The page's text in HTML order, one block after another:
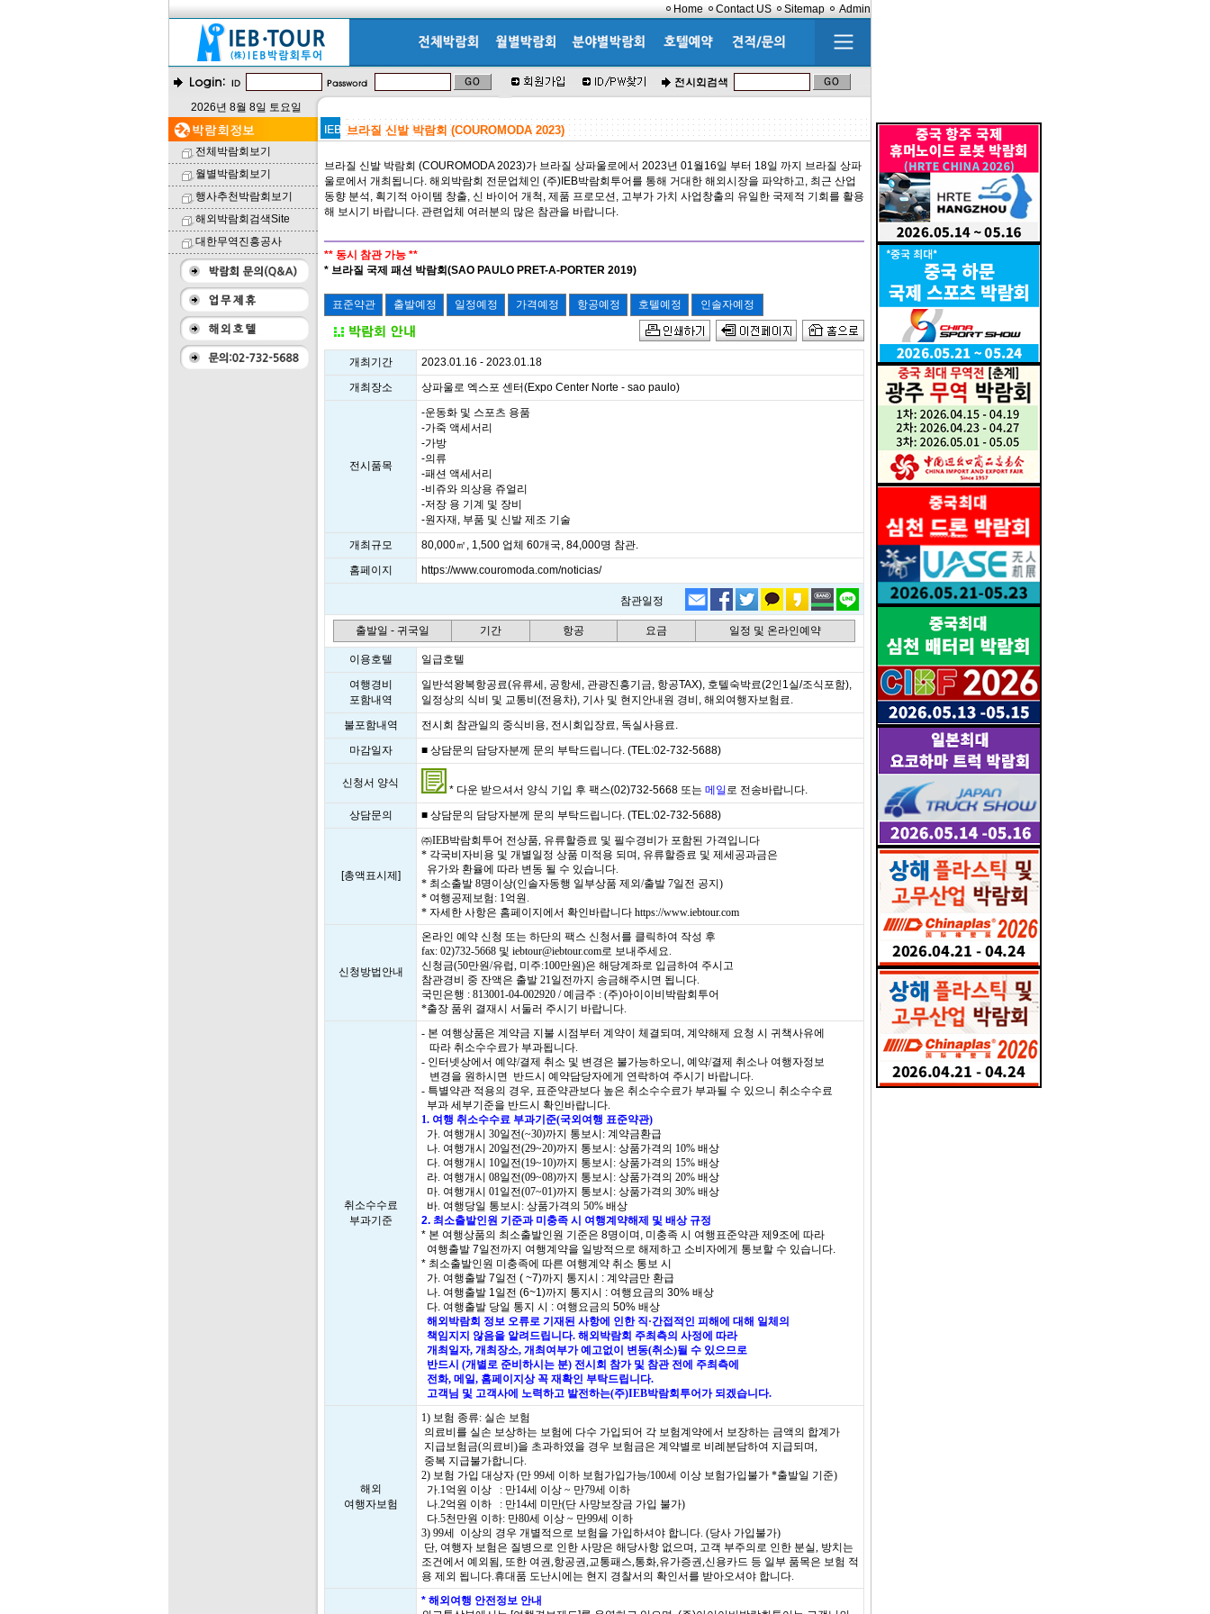
Home Contact US Sitemap Admin
2026년 8월 8일 토요일
전체박람회보기
월별박람회보기
행사추천박람회보기
해외박람회검색Site
대한무역진흥공사
브라질 신발 박람회 (COUROMODA 2023)
브라질 신발 박람회 (COUROMODA 2023)가 브라질 상파울로에서 2023년 01월16일 부터 18일 까지 브라질 상파
울로에서 개최됩니다. 해외박람회 전문업체인 (주)IEB박람회투어를 통해 거대한 해외시장을 파악하고, 최근 산업
동향 분석, 획기적 아이템 창출, 신 바이어 개척, 제품 프로모션, 고부가 가치 사업창출의 유일한 국제적 기회를 활용
해 보시기 바랍니다. 관련업체 여러분의 많은 참관을 바랍니다.
** 동시 참관 가능 **
* 브라질 국제 패션 박람회(SAO PAULO PRET-A-PORTER 2019)
개최기간
2023.01.16 - 2023.01.18
개최장소
상파울로 엑스포 센터(Expo Center Norte - sao paulo)
전시품목
-운동화 및 스포츠 용품
-가죽 액세서리
-가방
-의류
-패션 액세서리
-비쥬와 의상용 쥬얼리
-저장 용 기계 및 장비
-원자재, 부품 및 신발 제조 기술
개최규모
80,000㎡, 1,500 업체 60개국, 84,000명 참관.
홈페이지
https://www.couromoda.com/noticias/
참관일정
출발일 - 귀국일 기간 항공 요금 일정 및 온라인예약
이용호텔
일급호텔
여행경비
포함내역
일반석왕복항공료(유류세, 공항세, 관광진흥기금, 항공TAX), 호텔숙박료(2인1실/조식포함),
일정상의 식비 및 교통비(전용차), 기사 및 현지안내원 경비, 해외여행자보험료.
불포함내역
전시회 참관일의 중식비용, 전시회입장료, 독실사용료.
마감일자
■ 상담문의 담당자분께 문의 부탁드립니다. (TEL:02-732-5688)
신청서 양식
* 다운 받으셔서 양식 기입 후 팩스(02)732-5668 또는 메일 로 전송바랍니다.
상담문의
■ 상담문의 담당자분께 문의 부탁드립니다. (TEL:02-732-5688)
[총액표시제]
㈜IEB박람회투어 전상품, 유류할증료 및 필수경비가 포함된 가격입니다
* 각국비자비용 및 개별일정 상품 미적용 되며, 유류할증료 및 제세공과금은
유가와 환율에 따라 변동 될 수 있습니다.
* 최소출발 8명이상(인솔자동행 일부상품 제외/출발 7일전 공지)
* 여행공제보험: 1억원.
* 자세한 사항은 홈페이지에서 확인바랍니다 https://www.iebtour.com
신청방법안내
온라인 예약 신청 또는 하단의 팩스 신청서를 클릭하여 작성 후
fax: 02)732-5668 및 iebtour@iebtour.com로 보내주세요.
신청금(50만원/유럽, 미주:100만원)은 해당계좌로 입금하여 주시고
참관경비 중 잔액은 출발 21일전까지 송금해주시면 됩니다.
국민은행 : 813001-04-002920 / 예금주 : (주)아이이비박람회투어
*출장 품위 결재시 서둘러 주시기 바랍니다.
취소수수료
부과기준
- 본 여행상품은 계약금 지불 시점부터 계약이 체결되며, 계약해제 요청 시 귀책사유에
따라 취소수수료가 부과됩니다.
- 인터넷상에서 예약/결제 취소 및 변경은 불가능하오니, 예약/결제 취소나 여행자정보
변경을 원하시면 반드시 예약담당자에게 연락하여 주시기 바랍니다.
- 특별약관 적용의 경우, 표준약관보다 높은 취소수수료가 부과될 수 있으니 취소수수료
부과 세부기준을 반드시 확인바랍니다.
1. 여행 취소수수료 부과기준(국외여행 표준약관)
가. 여행개시 30일전(~30)까지 통보시: 계약금환급
나. 여행개시 20일전(29~20)까지 통보시: 상품가격의 10% 배상
다. 여행개시 10일전(19~10)까지 통보시: 상품가격의 15% 배상
라. 여행개시 08일전(09~08)까지 통보시: 상품가격의 20% 배상
마. 여행개시 01일전(07~01)까지 통보시: 상품가격의 30% 배상
바. 여행당일 통보시: 상품가격의 50% 배상
2. 최소출발인원 기준과 미충족 시 여행계약해제 및 배상 규정
* 본 여행상품의 최소출발인원 기준은 8명이며, 미충족 시 여행표준약관 제9조에 따라
여행출발 7일전까지 여행계약을 일방적으로 해제하고 소비자에게 통보할 수 있습니다.
* 최소출발인원 미충족에 따른 여행계약 취소 통보 시
가. 여행출발 7일전 ( ~7)까지 통지시 : 계약금만 환급
나. 여행출발 1일전 (6~1)까지 통지시 : 여행요금의 30% 배상
다. 여행출발 당일 통지 시 : 여행요금의 50% 배상
해외박람회 정보 오류로 기재된 사항에 인한 직·간접적인 피해에 대해 일체의
책임지지 않음을 알려드립니다. 해외박람회 주최측의 사정에 따라
개최일자, 개최장소, 개최여부가 예고없이 변동(취소)될 수 있으므로
반드시 (개별로 준비하시는 분) 전시회 참가 및 참관 전에 주최측에
전화, 메일, 홈페이지상 꼭 재확인 부탁드립니다.
고객님 및 고객사에 노력하고 발전하는(주)IEB박람회투어가 되겠습니다.
해외
여행자보험
1) 보험 종류: 실손 보험
의료비를 실손 보상하는 보험에 다수 가입되어 각 보험계약에서 보장하는 금액의 합계가
지급보험금(의료비)을 초과하였을 경우 보험금은 계약별로 비례분담하여 지급되며,
중복 지급불가합니다.
2) 보험 가입 대상자 (만 99세 이하 보험가입가능/100세 이상 보험가입불가 *출발일 기준)
가.1억원 이상 : 만14세 이상 ~ 만79세 이하
나.2억원 이하 : 만14세 미만(단 사망보장금 가입 불가)
다.5천만원 이하: 만80세 이상 ~ 만99세 이하
3) 99세 이상의 경우 개별적으로 보험을 가입하셔야 합니다. (당사 가입불가)
단, 여행자 보험은 질병으로 인한 사망은 해당사항 없으며, 고객 부주의로 인한 분실, 방치는
조건에서 예외됨, 또한 여권,항공권,교통패스,통화,유가증권,신용카드 등 일부 품목은 보험 적
용 제외 됩니다.휴대품 도난시에는 현지 경찰서의 확인서를 받아오셔야 합니다.
* 해외여행 안전정보 안내